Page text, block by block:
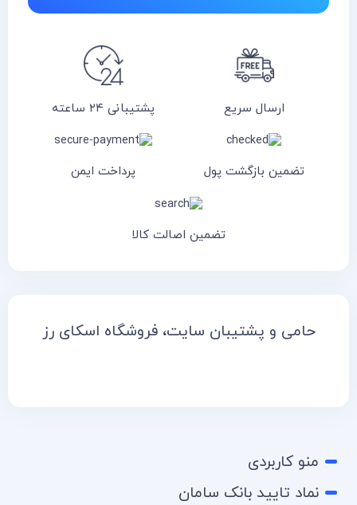
ارسال سریع پشتیبانی ۲۴ ساعته
تضمین بازگشت پول پرداخت ایمن
تضمین اصالت کالا
حامی و پشتیبان سایت، فروشگاه اسکای رز
منو کاربردی
نماد تایید بانک سامان